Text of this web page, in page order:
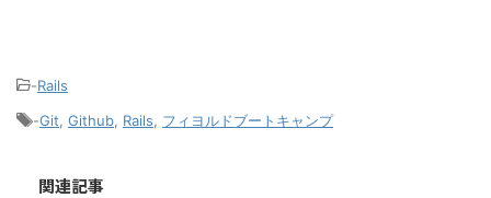
-Rails
-Git Github Rails フィヨルドブートキャンプ
関連記事